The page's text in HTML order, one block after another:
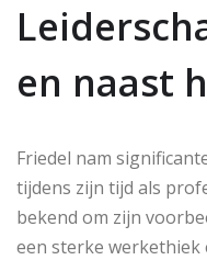
en naast
Friedel nam
tijdens zijn tijd als
bekend om zijn
een sterke